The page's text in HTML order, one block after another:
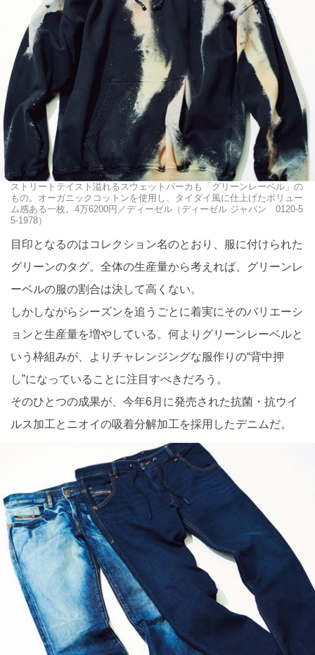
ストリートテイスト溢れるスウェットパーカも「グリーンレーベル」の
もの。オーガニックコットンを使用し、タイダイ風に仕上げたボリュー
ム感ある一枚。4万6200円／ディーゼル（ディーゼル ジャパン 0120-5
5-1978）
目印となるのはコレクション名のとおり、服に付けられた
グリーンのタグ。全体の生産量から考えれば、グリーンレ
ーベルの服の割合は決して高くない。
しかしながらシーズンを追うごとに着実にそのバリエーシ
ョンと生産量を増やしている。何よりグリーンレーベルと
いう枠組みが、よりチャレンジングな服作りの“背中押
し”になっていることに注目すべきだろう。
そのひとつの成果が、今年6月に発売された抗菌・抗ウイ
ルス加工とニオイの吸着分解加工を採用したデニムだ。